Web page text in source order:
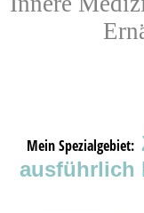
Mein Spezialgebiet:
ausführlich